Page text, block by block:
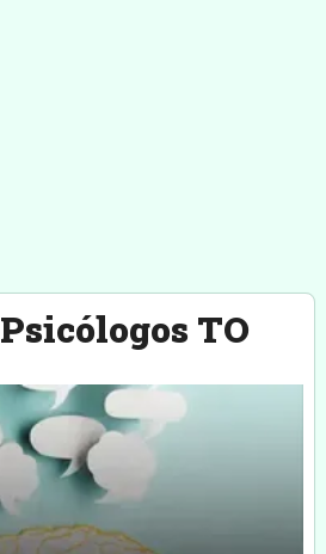
Psicólogos TO